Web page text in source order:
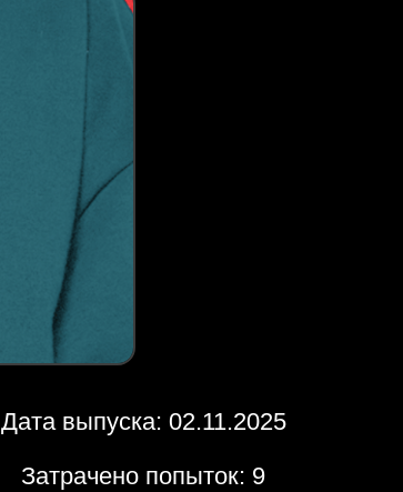
Дата выпуска: 02.11.2025
Затрачено попыток: 9